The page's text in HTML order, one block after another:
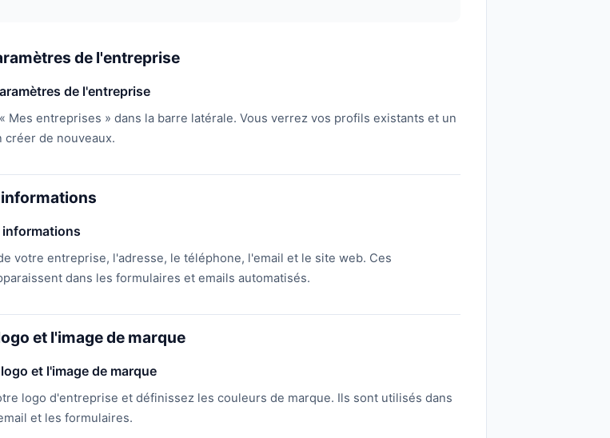
de l'entreprise
de l'entreprise
Mes entreprises » dans la barre latérale. Vous verrez vos profils existants et un
créer de nouveaux.
informations
votre entreprise, l'adresse, le téléphone, l'email et le site web. Ces
dans les formulaires et emails automatisés.
et l'image de marque
et l'image de marque
logo d'entreprise et définissez les couleurs de marque. Ils sont utilisés dans
et les formulaires.